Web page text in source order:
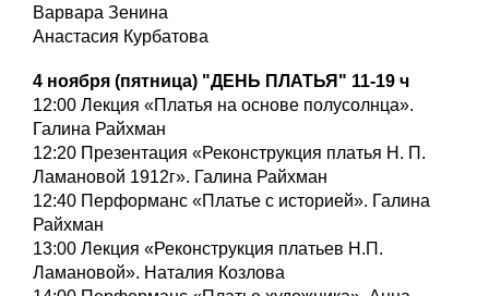
Варвара Зенина
Анастасия Курбатова
4 ноября (пятница) "ДЕНЬ ПЛАТЬЯ" 11-19 ч
12:00 Лекция «Платья на основе полусолнца».
Галина Райхман
12:20 Презентация «Реконструкция платья Н. П.
Ламановой 1912г». Галина Райхман
12:40 Перформанс «Платье с историей». Галина
Райхман
13:00 Лекция «Реконструкция платьев Н.П.
Ламановой». Наталия Козлова